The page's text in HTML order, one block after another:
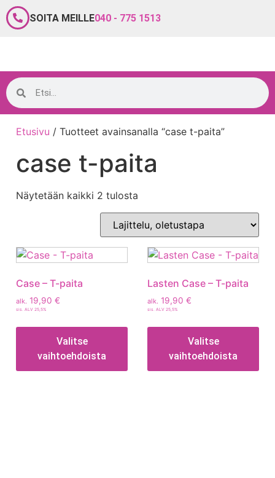
SOITA MEILLE040 - 775 1513
Etusivu / Tuotteet avainsanalla “case t-paita”
case t-paita
Näytetään kaikki 2 tulosta
Case – T-paita
alk. 19,90 €
sis. ALV 25,5%
Valitse
vaihtoehdoista
Lasten Case – T-paita
alk. 19,90 €
sis. ALV 25,5%
Valitse
vaihtoehdoista